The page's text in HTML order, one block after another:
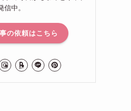
中。
の依頼はこちら